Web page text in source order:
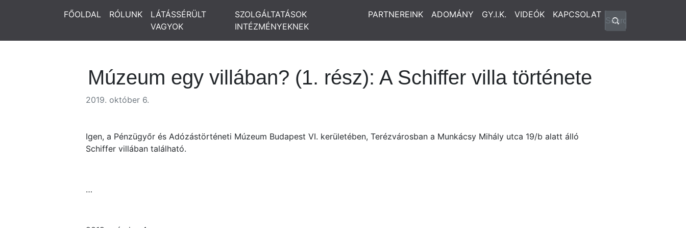
FŐOLDAL RÓLUNK
LÁTÁSSÉRÜLT
VAGYOK
SZOLGÁLTATÁSOK
INTÉZMÉNYEKNEK
PARTNEREINK ADOMÁNY GY.I.K. VIDEÓK KAPCSOLAT
Múzeum egy villában? (1. rész): A Schiffer villa története
2019. október 6.
Igen, a Pénzügyőr és Adózástörténeti Múzeum Budapest VI. kerületében, Terézvárosban a Munkácsy Mihály utca 19/b alatt álló
Schiffer villában található.
…